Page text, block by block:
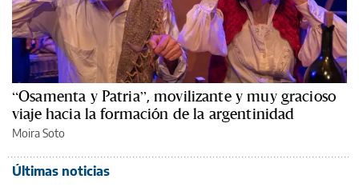
“Osamenta y Patria”, movilizante y muy gracioso
viaje hacia la formación de la argentinidad
Moira Soto
Últimas noticias